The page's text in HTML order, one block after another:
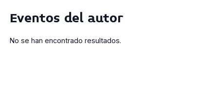
Eventos del autor
No se han encontrado resultados.